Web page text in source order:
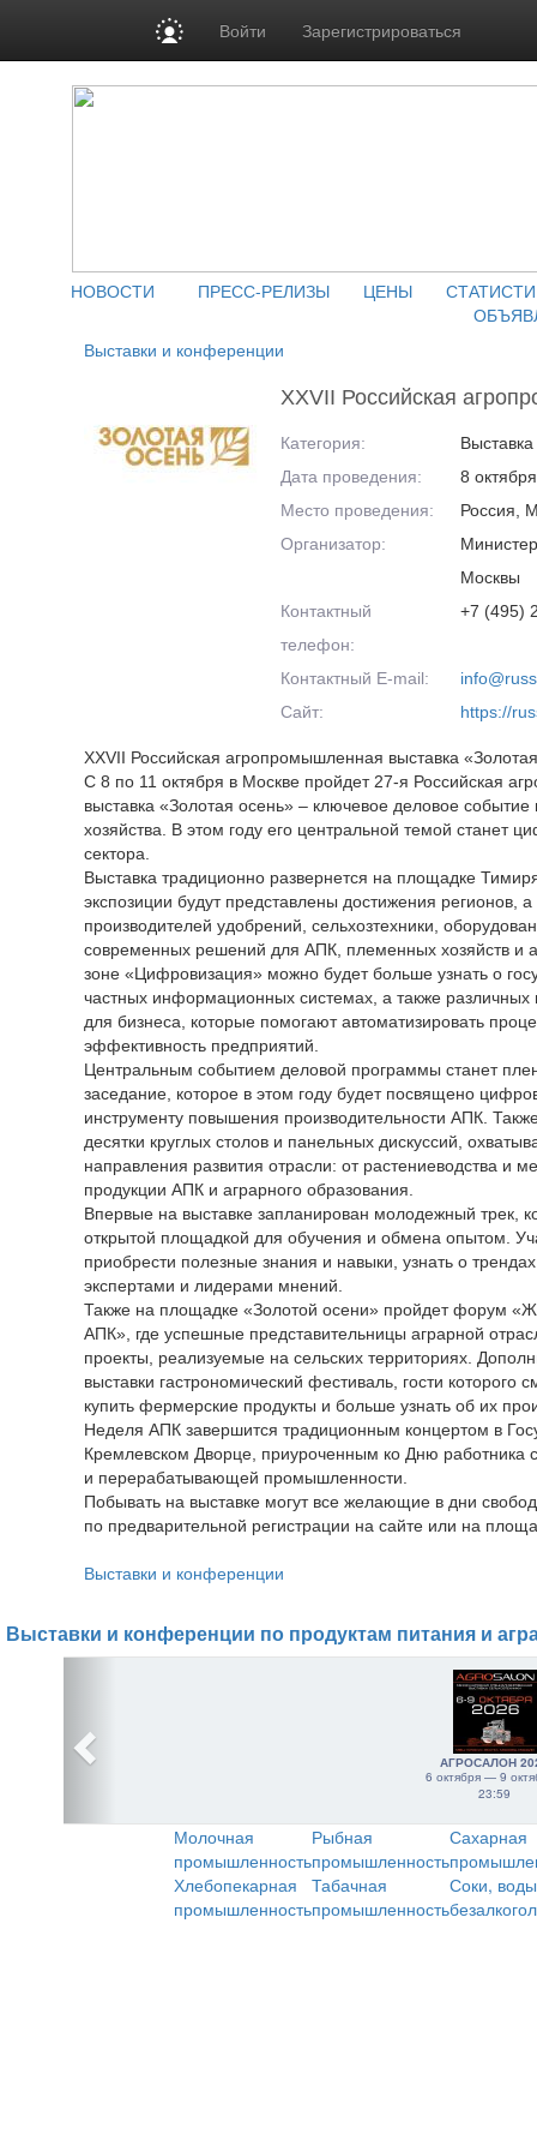
Войти Зарегистрироваться
НОВОСТИ ПРЕСС-РЕЛИЗЫ ЦЕНЫ
Выставки и конференции
XXVII Российская
Категория:
Выставка
Дата проведения:
8
Место проведения:
Россия,
Организатор:
Москвы
Контактный
телефон:
+7 (495)
Контактный E-mail:
Сайт:
https://
XXVII Российская агропромышленная выставка
С 8 по 11 октября в Москве пройдет 27-я Российская
выставка «Золотая осень» – ключевое деловое событие
хозяйства. В этом году его центральной темой станет
сектора.
Выставка традиционно развернется на площадке
экспозиции будут представлены достижения регионов,
производителей удобрений, сельхозтехники,
современных решений для АПК, племенных хозяйств и
зоне «Цифровизация» можно будет больше узнать о
частных информационных системах, а также
для бизнеса, которые помогают автоматизировать
эффективность предприятий.
Центральным событием деловой программы станет
заседание, которое в этом году будет посвящено
инструменту повышения производительности АПК.
десятки круглых столов и панельных дискуссий,
направления развития отрасли: от растениеводства и
продукции АПК и аграрного образования.
Впервые на выставке запланирован молодежный трек,
открытой площадкой для обучения и обмена опытом.
приобрести полезные знания и навыки, узнать о
экспертами и лидерами мнений.
Также на площадке «Золотой осени» пройдет форум
АПК», где успешные представительницы аграрной
проекты, реализуемые на сельских территориях.
выставки гастрономический фестиваль, гости которого
купить фермерские продукты и больше узнать об их
Неделя АПК завершится традиционным концертом в
Кремлевском Дворце, приуроченным ко Дню работника
и перерабатывающей промышленности.
Побывать на выставке могут все желающие в дни
по предварительной регистрации на сайте или на
Выставки и конференции
Выставки и конференции по продуктам питания и
АГРОСАЛОН
6 октября — 9
23:59
Молочная
промышленность
Рыбная
промышленность
Сахарная
Хлебопекарная
промышленность
Табачная
промышленность
Соки,